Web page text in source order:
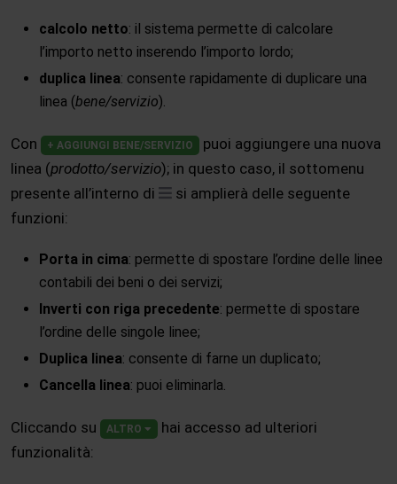
calcolo netto: il sistema permette di calcolare
l’importo netto inserendo l’importo lordo;
duplica linea: consente rapidamente di duplicare una
linea (bene/servizio).
Con + AGGIUNGI BENE/SERVIZIO
puoi aggiungere una nuova
linea (prodotto/servizio); in questo caso, il sottomenu
presente all’interno di
si amplierà delle seguente
funzioni:
Porta in cima: permette di spostare l’ordine delle linee
contabili dei beni o dei servizi;
Inverti con riga precedente: permette di spostare
l’ordine delle singole linee;
Duplica linea: consente di farne un duplicato;
Cancella linea: puoi eliminarla.
Cliccando su ALTRO
hai accesso ad ulteriori
funzionalità: